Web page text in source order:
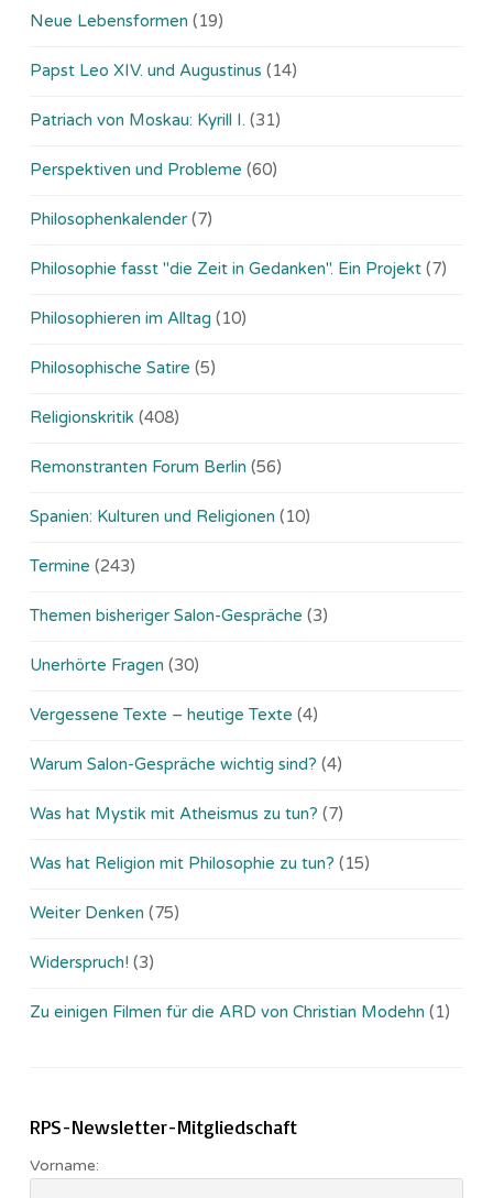
Neue Lebensformen (19)
Papst Leo XIV. und Augustinus (14)
Patriach von Moskau: Kyrill I. (31)
Perspektiven und Probleme (60)
Philosophenkalender (7)
Philosophie fasst "die Zeit in Gedanken". Ein Projekt (7)
Philosophieren im Alltag (10)
Philosophische Satire (5)
Religionskritik (408)
Remonstranten Forum Berlin (56)
Spanien: Kulturen und Religionen (10)
Termine (243)
Themen bisheriger Salon-Gespräche (3)
Unerhörte Fragen (30)
Vergessene Texte – heutige Texte (4)
Warum Salon-Gespräche wichtig sind? (4)
Was hat Mystik mit Atheismus zu tun? (7)
Was hat Religion mit Philosophie zu tun? (15)
Weiter Denken (75)
Widerspruch! (3)
Zu einigen Filmen für die ARD von Christian Modehn (1)
RPS-Newsletter-Mitgliedschaft
Vorname: